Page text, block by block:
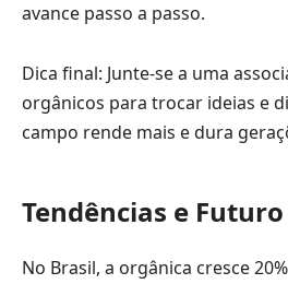
avance passo a passo.
Dica final: Junte-se a uma
orgânicos para trocar ideias e
campo rende mais e dura
Tendências e Futuro
No Brasil, a orgânica cresce